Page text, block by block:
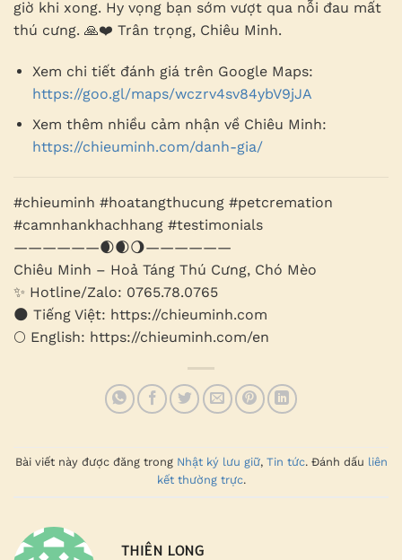
giờ khi xong. Hy vọng bạn sớm vượt qua nỗi đau mất
thú cưng. 🙏❤️ Trân trọng, Chiêu Minh.
Xem chi tiết đánh giá trên Google Maps:
https://goo.gl/maps/wczrv4sv84ybV9jJA
Xem thêm nhiều cảm nhận về Chiêu Minh:
https://chieuminh.com/danh-gia/
#chieuminh #hoatangthucung #petcremation
#camnhankhachhang #testimonials
——————🌒🌒🌖——————
Chiêu Minh – Hoả Táng Thú Cưng, Chó Mèo
✨ Hotline/Zalo: 0765.78.0765
🌑 Tiếng Việt: https://chieuminh.com
🌕 English: https://chieuminh.com/en
Bài viết này được đăng trong Nhật ký lưu giữ, Tin tức. Đánh dấu liên
kết thường trực.
THIÊN LONG